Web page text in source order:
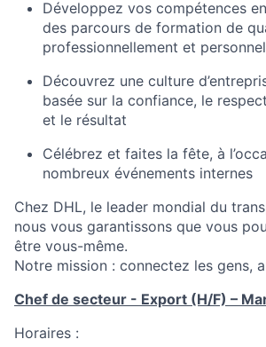
Développez vos compétences en
des parcours de formation de
professionnellement et
Découvrez une culture
basée sur la confiance, le
et le résultat
Célébrez et faites la fête, à
nombreux événements internes
Chez DHL, le leader mondial du
nous vous garantissons que vous
être vous-même.
Notre mission : connectez les gens,
Chef de secteur - Export (H/F) –
Horaires :